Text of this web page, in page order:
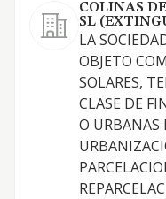
COLINAS
SL
LA
OBJETO
SOLARES,
CLASE DE
O URBANAS